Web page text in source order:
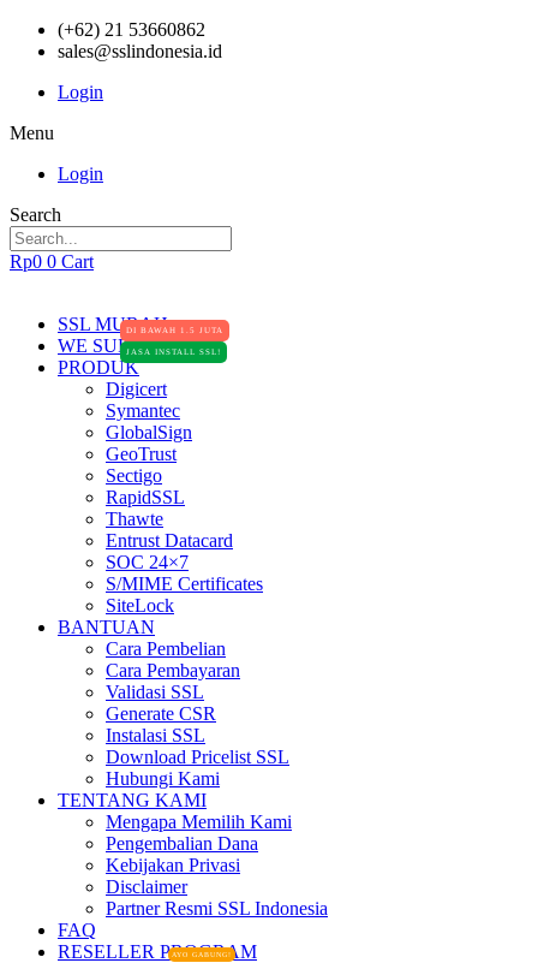
(+62) 21 53660862
sales@sslindonesia.id
Login
Menu
Login
Search
Rp0 0 Cart
DI BAWAH 1.5 JUTA
SSL MURAH
JASA INSTALL SSL!
WE SUPPORT
PRODUK
Digicert
Symantec
GlobalSign
GeoTrust
Sectigo
RapidSSL
Thawte
Entrust Datacard
SOC 24×7
S/MIME Certificates
SiteLock
BANTUAN
Cara Pembelian
Cara Pembayaran
Validasi SSL
Generate CSR
Instalasi SSL
Download Pricelist SSL
Hubungi Kami
TENTANG KAMI
Mengapa Memilih Kami
Pengembalian Dana
Kebijakan Privasi
Disclaimer
Partner Resmi SSL Indonesia
FAQ
AYO GABUNG!
RESELLER PROGRAM